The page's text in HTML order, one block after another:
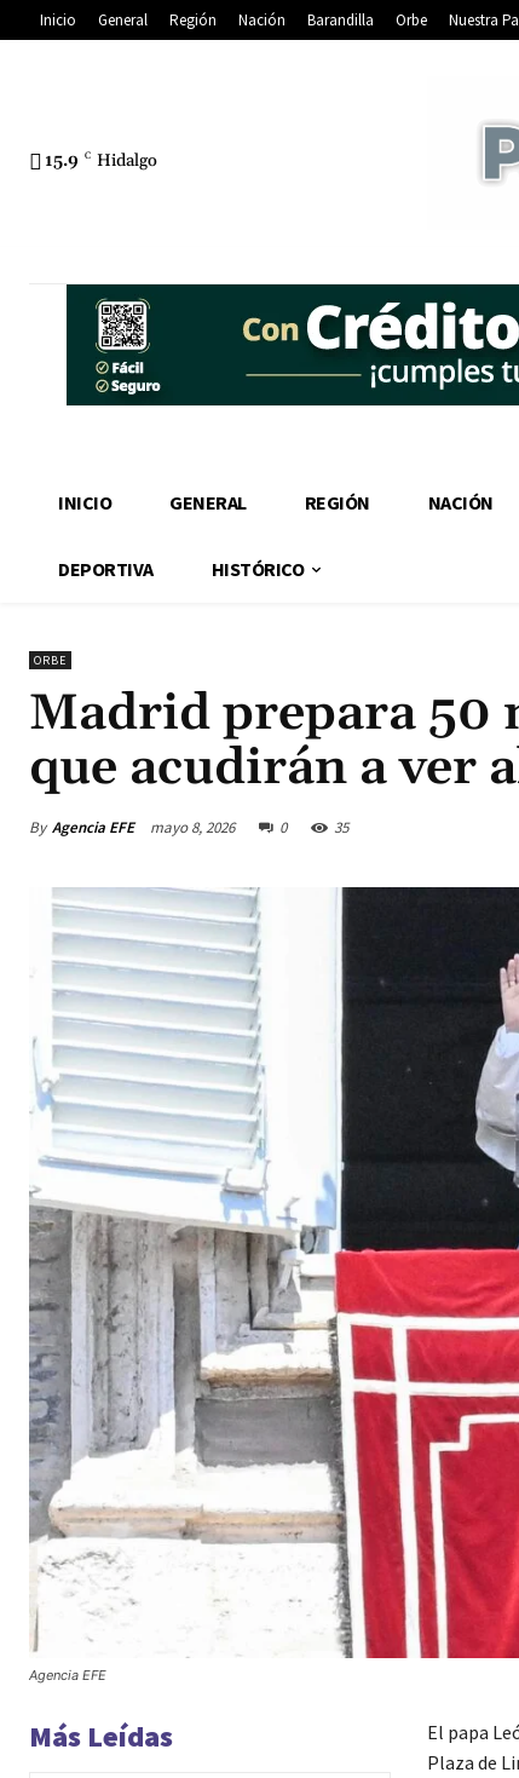
Inicio General Región Nación Barandilla Orbe Nuestra
15.9 C Hidalgo
INICIO GENERAL REGIÓN NACIÓN
DEPORTIVA HISTÓRICO
ORBE
Madrid prepara 50
que acudirán a ver
By Agencia EFE mayo 8, 2026 0 35
Agencia EFE
Más Leídas
El papa
Plaza de